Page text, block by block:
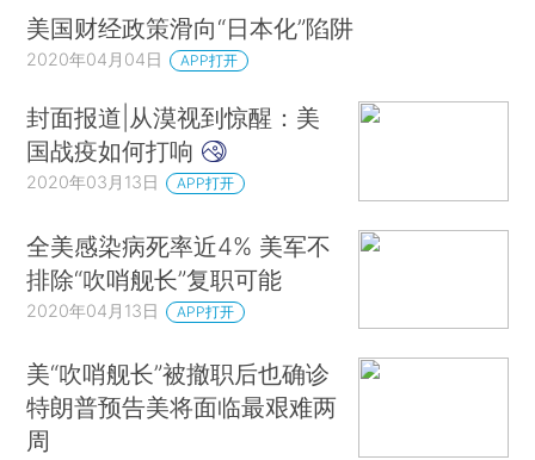
美国财经政策滑向“日本化”陷阱
2020年04月04日 APP打开
封面报道|从漠视到惊醒：美
国战疫如何打响
2020年03月13日 APP打开
全美感染病死率近4% 美军不
排除“吹哨舰长”复职可能
2020年04月13日 APP打开
美“吹哨舰长”被撤职后也确诊
特朗普预告美将面临最艰难两
周